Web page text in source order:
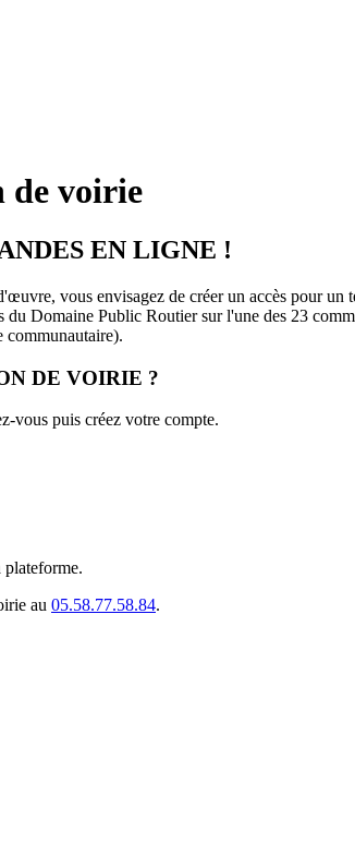
de voirie
EN LIGNE !
vous envisagez de créer un accès pour
du Domaine Public Routier sur l'une des 23
communautaire).
DE VOIRIE ?
vous puis créez votre compte.
plateforme.
au 05.58.77.58.84.